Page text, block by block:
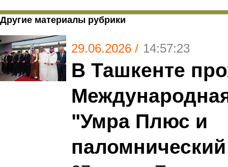
Другие материалы рубрики
29.06.2026 / 14:57:23
В Ташкенте
"Умра Плюс и